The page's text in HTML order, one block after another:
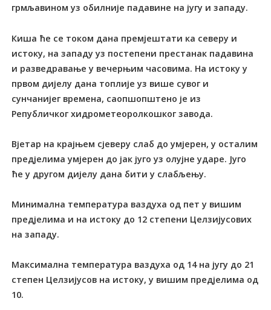
грмљавином уз обилније падавине на југу и западу.
Киша ће се током дана премјештати ка северу и
истоку, на западу уз постепени престанак падавина
и разведравање у вечерњим часовима. На истоку у
првом дијелу дана топлије уз више сувог и
сунчанијег времена, саопшопштено је из
Републичког хидрометеоролкошког завода.
Вјетар на крајњем сјеверу слаб до умјерен, у осталим
предјелима умјерен до јак југо уз олујне ударе. Југо
ће у другом дијелу дана бити у слабљењу.
Минимална температура ваздуха од пет у вишим
предјелима и на истоку до 12 степени Целзијусових
на западу.
Максимална температура ваздуха од 14 на југу до 21
степен Целзијусов на истоку, у вишим предјелима од
10.